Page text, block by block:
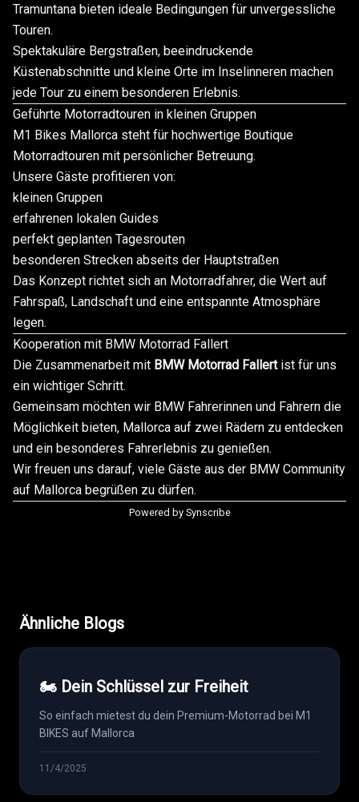
Tramuntana bieten ideale Bedingungen für unvergessliche
Touren.
Spektakuläre Bergstraßen, beeindruckende
Küstenabschnitte und kleine Orte im Inselinneren machen
jede Tour zu einem besonderen Erlebnis.
Geführte Motorradtouren in kleinen Gruppen
M1 Bikes Mallorca steht für hochwertige Boutique
Motorradtouren mit persönlicher Betreuung.
Unsere Gäste profitieren von:
kleinen Gruppen
erfahrenen lokalen Guides
perfekt geplanten Tagesrouten
besonderen Strecken abseits der Hauptstraßen
Das Konzept richtet sich an Motorradfahrer, die Wert auf
Fahrspaß, Landschaft und eine entspannte Atmosphäre
legen.
Kooperation mit BMW Motorrad Fallert
Die Zusammenarbeit mit BMW Motorrad Fallert ist für uns
ein wichtiger Schritt.
Gemeinsam möchten wir BMW Fahrerinnen und Fahrern die
Möglichkeit bieten, Mallorca auf zwei Rädern zu entdecken
und ein besonderes Fahrerlebnis zu genießen.
Wir freuen uns darauf, viele Gäste aus der BMW Community
auf Mallorca begrüßen zu dürfen.
Powered by Synscribe
Ähnliche Blogs
🏍 Dein Schlüssel zur Freiheit
So einfach mietest du dein Premium-Motorrad bei M1
BIKES auf Mallorca
11/4/2025